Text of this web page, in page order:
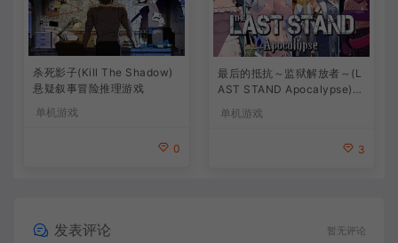
杀死影子(Kill The Shadow)
悬疑叙事冒险推理游戏
单机游戏
0
最后的抵抗～监狱解放者～(L
AST STAND Apocalypse)卡
单机游戏
3
发表评论 暂无评论